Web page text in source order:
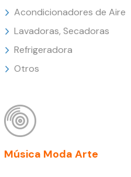
Acondicionadores de Aire
Lavadoras, Secadoras
Refrigeradora
Otros
Música Moda Arte